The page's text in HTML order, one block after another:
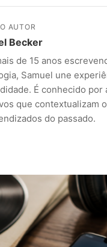
AUTOR
Becker
de 15 anos
Samuel une
É conhecido por
que contextualizam
do passado.